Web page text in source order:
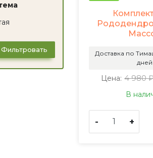
Фильтровать
Доставка по
дней
Цена: 4 980
В
- +